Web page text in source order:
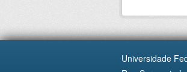
Universidade